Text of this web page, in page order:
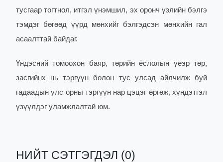
тусгаар тогтнол, итгэл үнэмшил, эх оронч үзлийн бэлгэ
тэмдэг бөгөөд үүрд мөнхийг бэлгэдсэн мөнхийн гал
асаалттай байдаг.
Үндэсний томоохон баяр, төрийн ёслолын үеэр төр,
засгийнх нь тэргүүн болон тус улсад айлчилж буй
гадаадын улс орны тэргүүн нар цэцэг өргөж, хүндэтгэл
үзүүлдэг уламжлалтай юм.
НИЙТ СЭТГЭГДЭЛ (0)